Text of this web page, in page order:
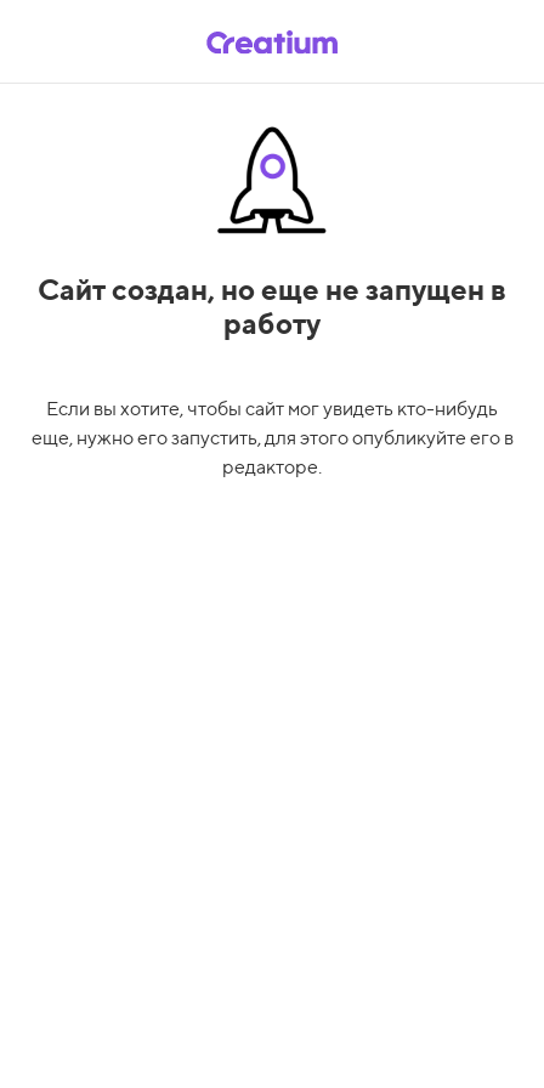
Сайт создан, но еще не запущен в
работу
Если вы хотите, чтобы сайт мог увидеть кто-нибудь
еще, нужно его запустить, для этого опубликуйте его в
редакторе.